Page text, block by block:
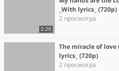
2:20
_With lyrics_ (720p)
2 просмотра
The miracle of love
lyrics_ (720p)
2 просмотра